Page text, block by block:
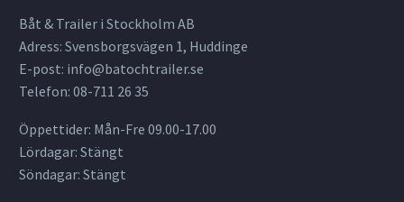
Båt & Trailer i Stockholm AB
Adress: Svensborgsvägen 1, Huddinge
E-post: info@batochtrailer.se
Telefon: 08-711 26 35
Öppettider: Mån-Fre 09.00-17.00
Lördagar: Stängt
Söndagar: Stängt